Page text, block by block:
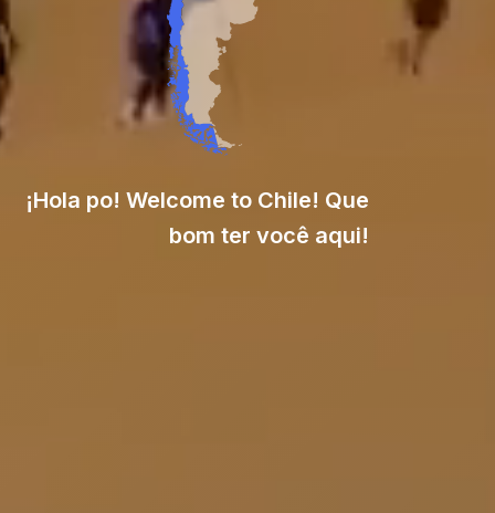
¡Hola po! Welcome to Chile! Que
bom ter você aqui!